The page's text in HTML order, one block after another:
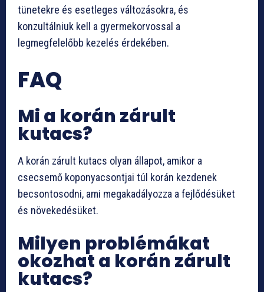
tünetekre és esetleges változásokra, és
konzultálniuk kell a gyermekorvossal a
legmegfelelőbb kezelés érdekében.
FAQ
Mi a korán zárult
kutacs?
A korán zárult kutacs olyan állapot, amikor a
csecsemő koponyacsontjai túl korán kezdenek
becsontosodni, ami megakadályozza a fejlődésüket
és növekedésüket.
Milyen problémákat
okozhat a korán zárult
kutacs?